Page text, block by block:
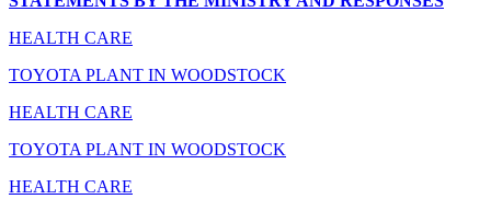
HEALTH CARE
TOYOTA PLANT IN WOODSTOCK
HEALTH CARE
TOYOTA PLANT IN WOODSTOCK
HEALTH CARE